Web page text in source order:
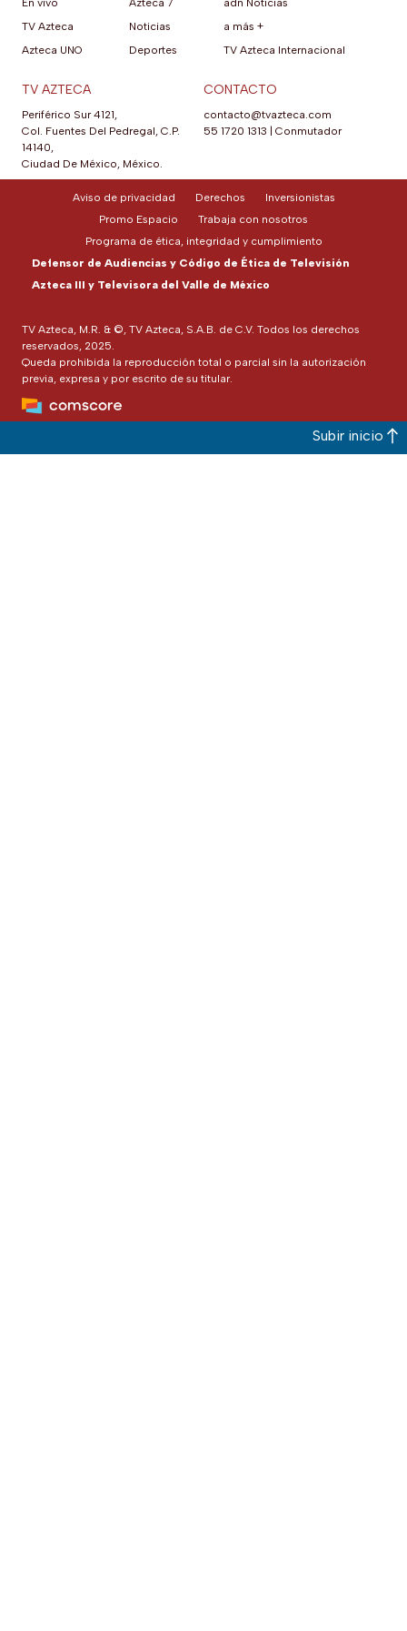
En vivo
TV Azteca
Azteca UNO
Azteca 7
Noticias
Deportes
adn Noticias
a más +
TV Azteca Internacional
TV AZTECA
Periférico Sur 4121,
Col. Fuentes Del Pedregal, C.P.
14140,
Ciudad De México, México.
CONTACTO
contacto@tvazteca.com
55 1720 1313
Conmutador
TV Azteca, M.R. & ©, TV Azteca, S.A.B. de C.V. Todos los derechos
reservados, 2025.
Queda prohibida la reproducción total o parcial sin la autorización
previa, expresa y por escrito de su titular.
Aviso de privacidad Derechos
Inversionistas
Promo Espacio
Trabaja con nosotros
Programa de ética, integridad y cumplimiento
Defensor de Audiencias y Código de Ética de Televisión
Azteca III y Televisora del Valle de México
Subir inicio